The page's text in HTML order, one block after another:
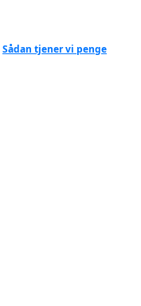
Sådan tjener vi penge